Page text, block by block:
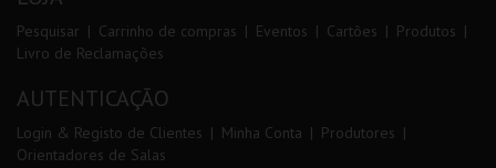
Pesquisar Carrinho de compras Eventos Cartões
Produtos
Livro de Reclamações
AUTENTICAÇÃO
Login & Registo de Clientes Minha Conta
Produtores
Orientadores de Salas